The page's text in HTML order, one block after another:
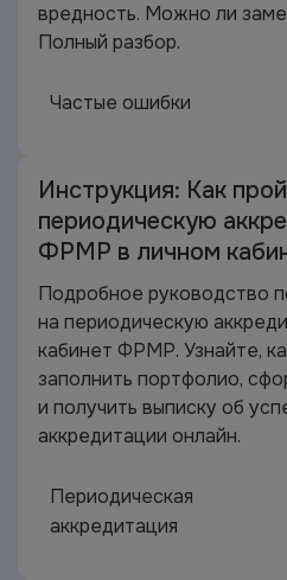
вредность. Можно ли
Полный разбор.
Частые ошибки
Инструкция: Как
периодическую
ФРМР в личном
Подробное руководство
на периодическую
кабинет ФРМР. Узнайте,
заполнить портфолио,
и получить выписку об
аккредитации онлайн.
Периодическая
аккредитация